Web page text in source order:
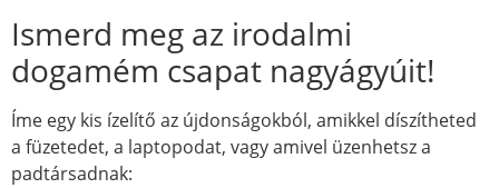
Ismerd meg az irodalmi
dogamém csapat nagyágyúit!
Íme egy kis ízelítő az újdonságokból, amikkel díszítheted
a füzetedet, a laptopodat, vagy amivel üzenhetsz a
padtársadnak: